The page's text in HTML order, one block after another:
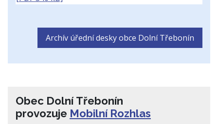
Archív úřední desky obce Dolní Třebonín
Obec Dolní Třebonín
provozuje Mobilní Rozhlas